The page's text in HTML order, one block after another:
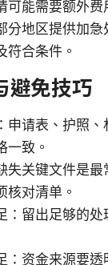
可能需要额外费
分地区提供加急
符合条件。
避免技巧
申请表、护照
一致。
失关键文件是最
核对清单。
：留出足够的
：资金来源要